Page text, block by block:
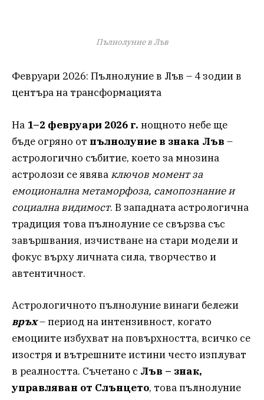
Пълнолуние в Лъв
Февруари 2026: Пълнолуние в Лъв – 4 зодии в
центъра на трансформацията
На 1–2 февруари 2026 г. нощното небе ще
бъде огряно от пълнолуние в знака Лъв –
астрологично събитие, което за мнозина
астролози се явява ключов момент за
емоционална метаморфоза, самопознание и
социална видимост. В западната астрологична
традиция това пълнолуние се свързва със
завършвания, изчистване на стари модели и
фокус върху личната сила, творчество и
автентичност.
Астрологичното пълнолуние винаги бележи
връх– период на интензивност, когато
емоциите избухват на повърхността, всичко се
изостря и вътрешните истини често изплуват
в реалността. Съчетано с Лъв – знак,
управляван от Слънцето, това пълнолуние